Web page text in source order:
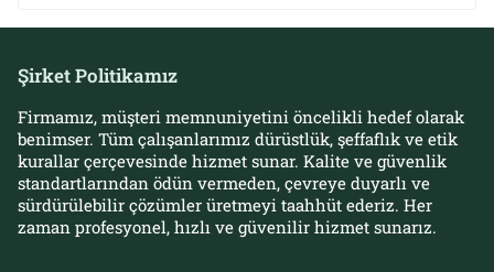
Şirket Politikamız
Firmamız, müşteri memnuniyetini öncelikli hedef olarak
benimser. Tüm çalışanlarımız dürüstlük, şeffaflık ve etik
kurallar çerçevesinde hizmet sunar. Kalite ve güvenlik
standartlarından ödün vermeden, çevreye duyarlı ve
sürdürülebilir çözümler üretmeyi taahhüt ederiz. Her
zaman profesyonel, hızlı ve güvenilir hizmet sunarız.